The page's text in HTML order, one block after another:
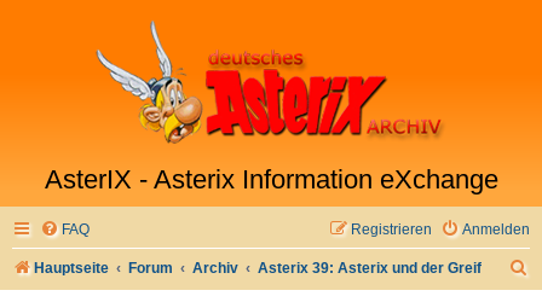
AsterIX - Asterix Information eXchange
FAQ Anmelden
Registrieren
Hauptseite Forum Archiv Asterix 39: Asterix und der Greif